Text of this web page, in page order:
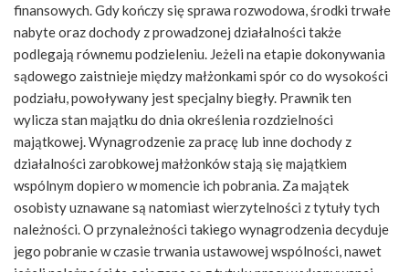
finansowych. Gdy kończy się sprawa rozwodowa, środki trwałe
nabyte oraz dochody z prowadzonej działalności także
podlegają równemu podzieleniu. Jeżeli na etapie dokonywania
sądowego zaistnieje między małżonkami spór co do wysokości
podziału, powoływany jest specjalny biegły. Prawnik ten
wylicza stan majątku do dnia określenia rozdzielności
majątkowej. Wynagrodzenie za pracę lub inne dochody z
działalności zarobkowej małżonków stają się majątkiem
wspólnym dopiero w momencie ich pobrania. Za majątek
osobisty uznawane są natomiast wierzytelności z tytuły tych
należności. O przynależności takiego wynagrodzenia decyduje
jego pobranie w czasie trwania ustawowej wspólności, nawet